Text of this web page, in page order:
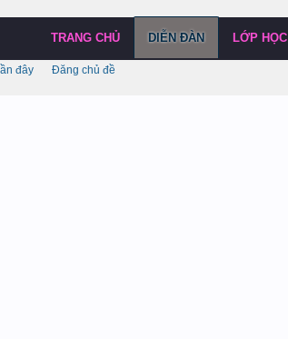
TRANG CHỦ DIỄN ĐÀN
đây Đăng chủ đề
LỚP HỌC